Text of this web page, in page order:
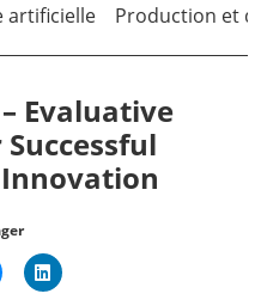
artificielle Production et
– Evaluative